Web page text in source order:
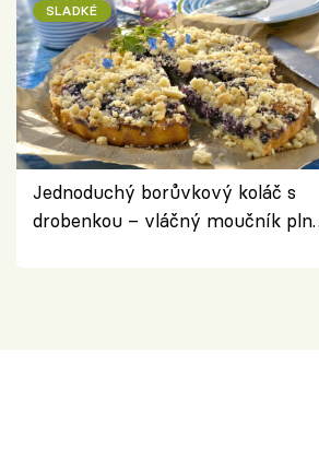
SLADKÉ
Jednoduchý borůvkový koláč s
drobenkou – vláčný moučník plný